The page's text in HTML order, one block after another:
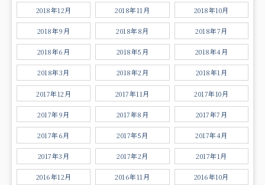
2018年12月 2018年11月 2018年10月
2018年9月 2018年8月 2018年7月
2018年6月 2018年5月 2018年4月
2018年3月 2018年2月 2018年1月
2017年12月 2017年11月 2017年10月
2017年9月 2017年8月 2017年7月
2017年6月 2017年5月 2017年4月
2017年3月 2017年2月 2017年1月
2016年12月 2016年11月 2016年10月